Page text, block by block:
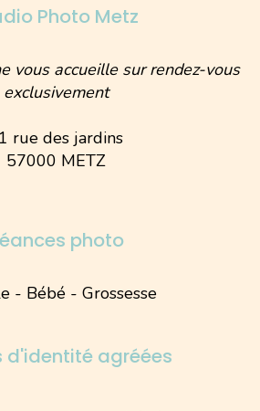
Photo Metz
vous accueille sur rendez-vous
exclusivement
rue des jardins
57000 METZ
photo
- Bébé - Grossesse
d'identité agréées